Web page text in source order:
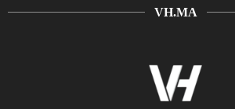
VH.MA